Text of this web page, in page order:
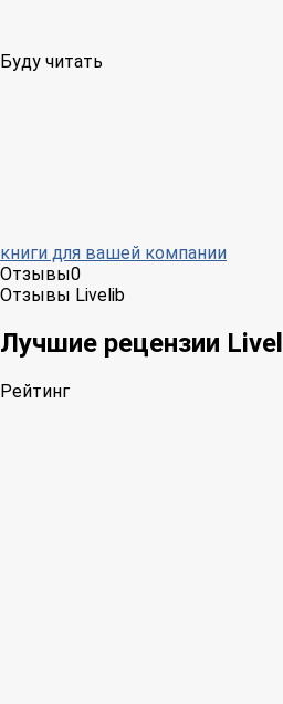
Буду читать
книги для вашей компании
Отзывы0
Отзывы Livelib
Лучшие рецензии
Рейтинг